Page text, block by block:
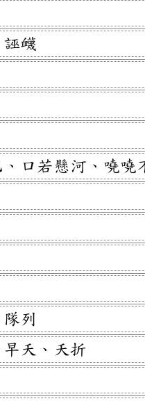
衊
口若懸河、嘵嘵
列
夭、夭折